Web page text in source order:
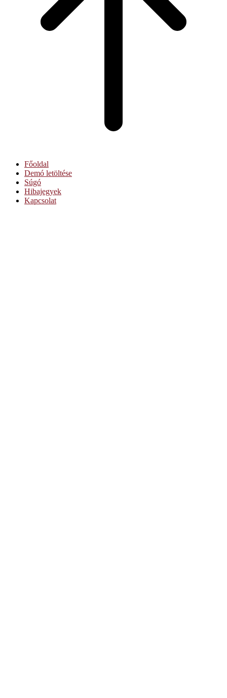
Főoldal
Demó letöltése
Súgó
Hibajegyek
Kapcsolat